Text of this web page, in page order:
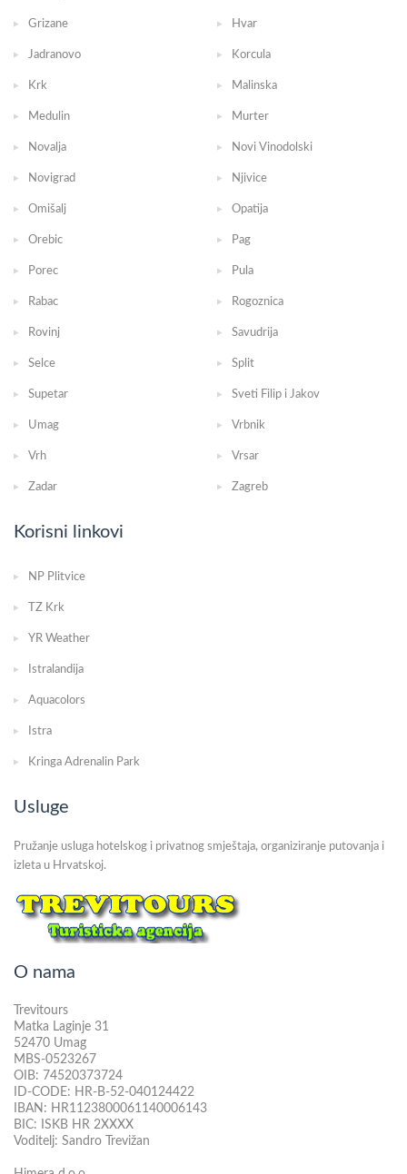
Grizane Hvar
Jadranovo Korcula
Krk Malinska
Medulin Murter
Novalja Novi Vinodolski
Novigrad Njivice
Omišalj Opatija
Orebic Pag
Porec Pula
Rabac Rogoznica
Rovinj Savudrija
Selce Split
Supetar Sveti Filip i Jakov
Umag Vrbnik
Vrh Vrsar
Zadar Zagreb
Korisni linkovi
NP Plitvice
TZ Krk
YR Weather
Istralandija
Aquacolors
Istra
Kringa Adrenalin Park
Usluge
Pružanje usluga hotelskog i privatnog smještaja, organiziranje putovanja i
izleta u Hrvatskoj.
O nama
Trevitours
Matka Laginje 31
52470 Umag
MBS-0523267
OIB: 74520373724
ID-CODE: HR-B-52-040124422
IBAN: HR1123800061140006143
BIC: ISKB HR 2XXXX
Voditelj: Sandro Trevižan